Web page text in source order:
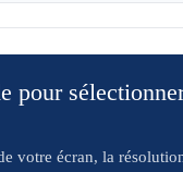
pour
votre écran, la